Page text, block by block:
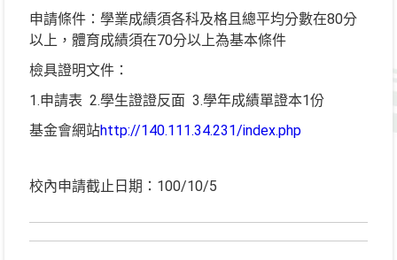
申請條件：學業成績須各科及格且總平均分數在80分
以上，體育成績須在70分以上為基本條件
檢具證明文件：
1.申請表 2.學生證證反面 3.學年成績單證本1份
基金會網站http://140.111.34.231/index.php
校內申請截止日期：100/10/5